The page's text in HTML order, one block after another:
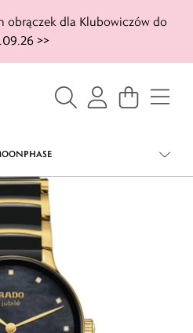
obrączek dla Klubowiczów do
>>